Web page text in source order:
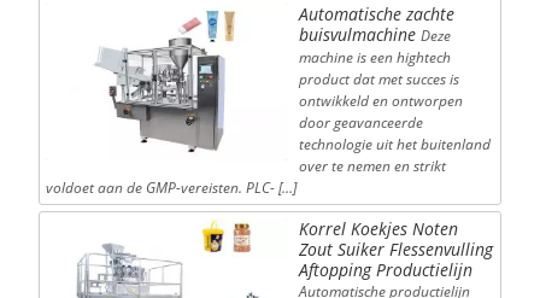
Automatische zachte
buisvulmachine Deze
machine is een hightech
product dat met succes is
ontwikkeld en ontworpen
door geavanceerde
technologie uit het buitenland
over te nemen en strikt
voldoet aan de GMP-vereisten. PLC- […]
Korrel Koekjes Noten
Zout Suiker Flessenvulling
Aftopping Productielijn
Automatische productielijn